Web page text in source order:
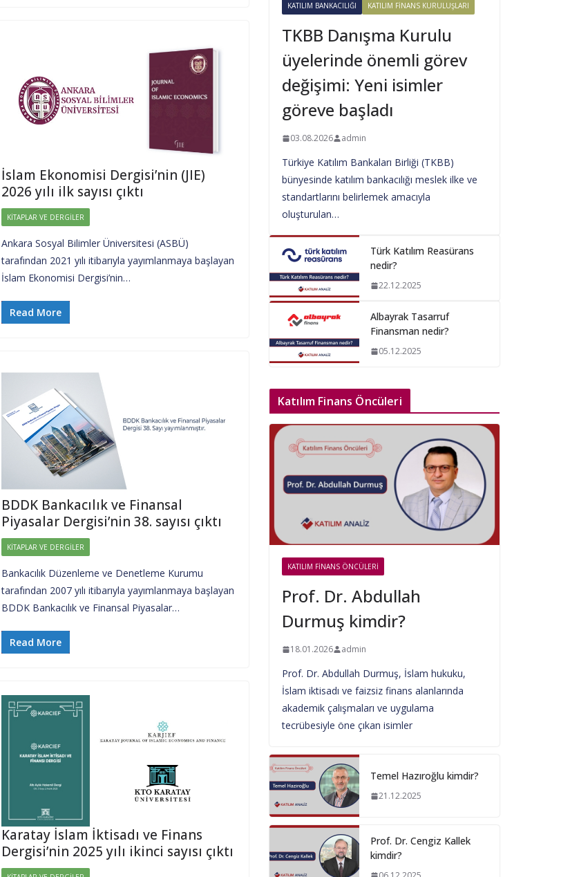
İslam Ekonomisi Dergisi’nin (JIE)
2026 yılı ilk sayısı çıktı
KITAPLAR VE DERGILER
Ankara Sosyal Bilimler Üniversitesi (ASBÜ)
tarafından 2021 yılı itibarıyla yayımlanmaya başlayan
İslam Ekonomisi Dergisi’nin…
Read More
BDDK Bankacılık ve Finansal
Piyasalar Dergisi’nin 38. sayısı çıktı
KITAPLAR VE DERGILER
Bankacılık Düzenleme ve Denetleme Kurumu
tarafından 2007 yılı itibarıyla yayımlanmaya başlayan
BDDK Bankacılık ve Finansal Piyasalar…
Read More
Karatay İslam İktisadı ve Finans
Dergisi’nin 2025 yılı ikinci sayısı çıktı
KATILIM BANKACILIĞI KATILIM FINANS KURULUŞLARI
TKBB Danışma Kurulu
üyelerinde önemli görev
değişimi: Yeni isimler
göreve başladı
03.08.2026 admin
Türkiye Katılım Bankaları Birliği (TKBB)
bünyesinde katılım bankacılığı meslek ilke ve
standartlarını belirlemek amacıyla
oluşturulan…
Türk Katılım Reasürans
nedir?
22.12.2025
Albayrak Tasarruf
Finansman nedir?
05.12.2025
Katılım Finans Öncüleri
KATILIM FINANS ÖNCÜLERI
Prof. Dr. Abdullah
Durmuş kimdir?
18.01.2026 admin
Prof. Dr. Abdullah Durmuş, İslam hukuku,
İslam iktisadı ve faizsiz finans alanlarında
akademik çalışmaları ve uygulama
tecrübesiyle öne çıkan isimler
Temel Hazıroğlu kimdir?
21.12.2025
Prof. Dr. Cengiz Kallek
kimdir?